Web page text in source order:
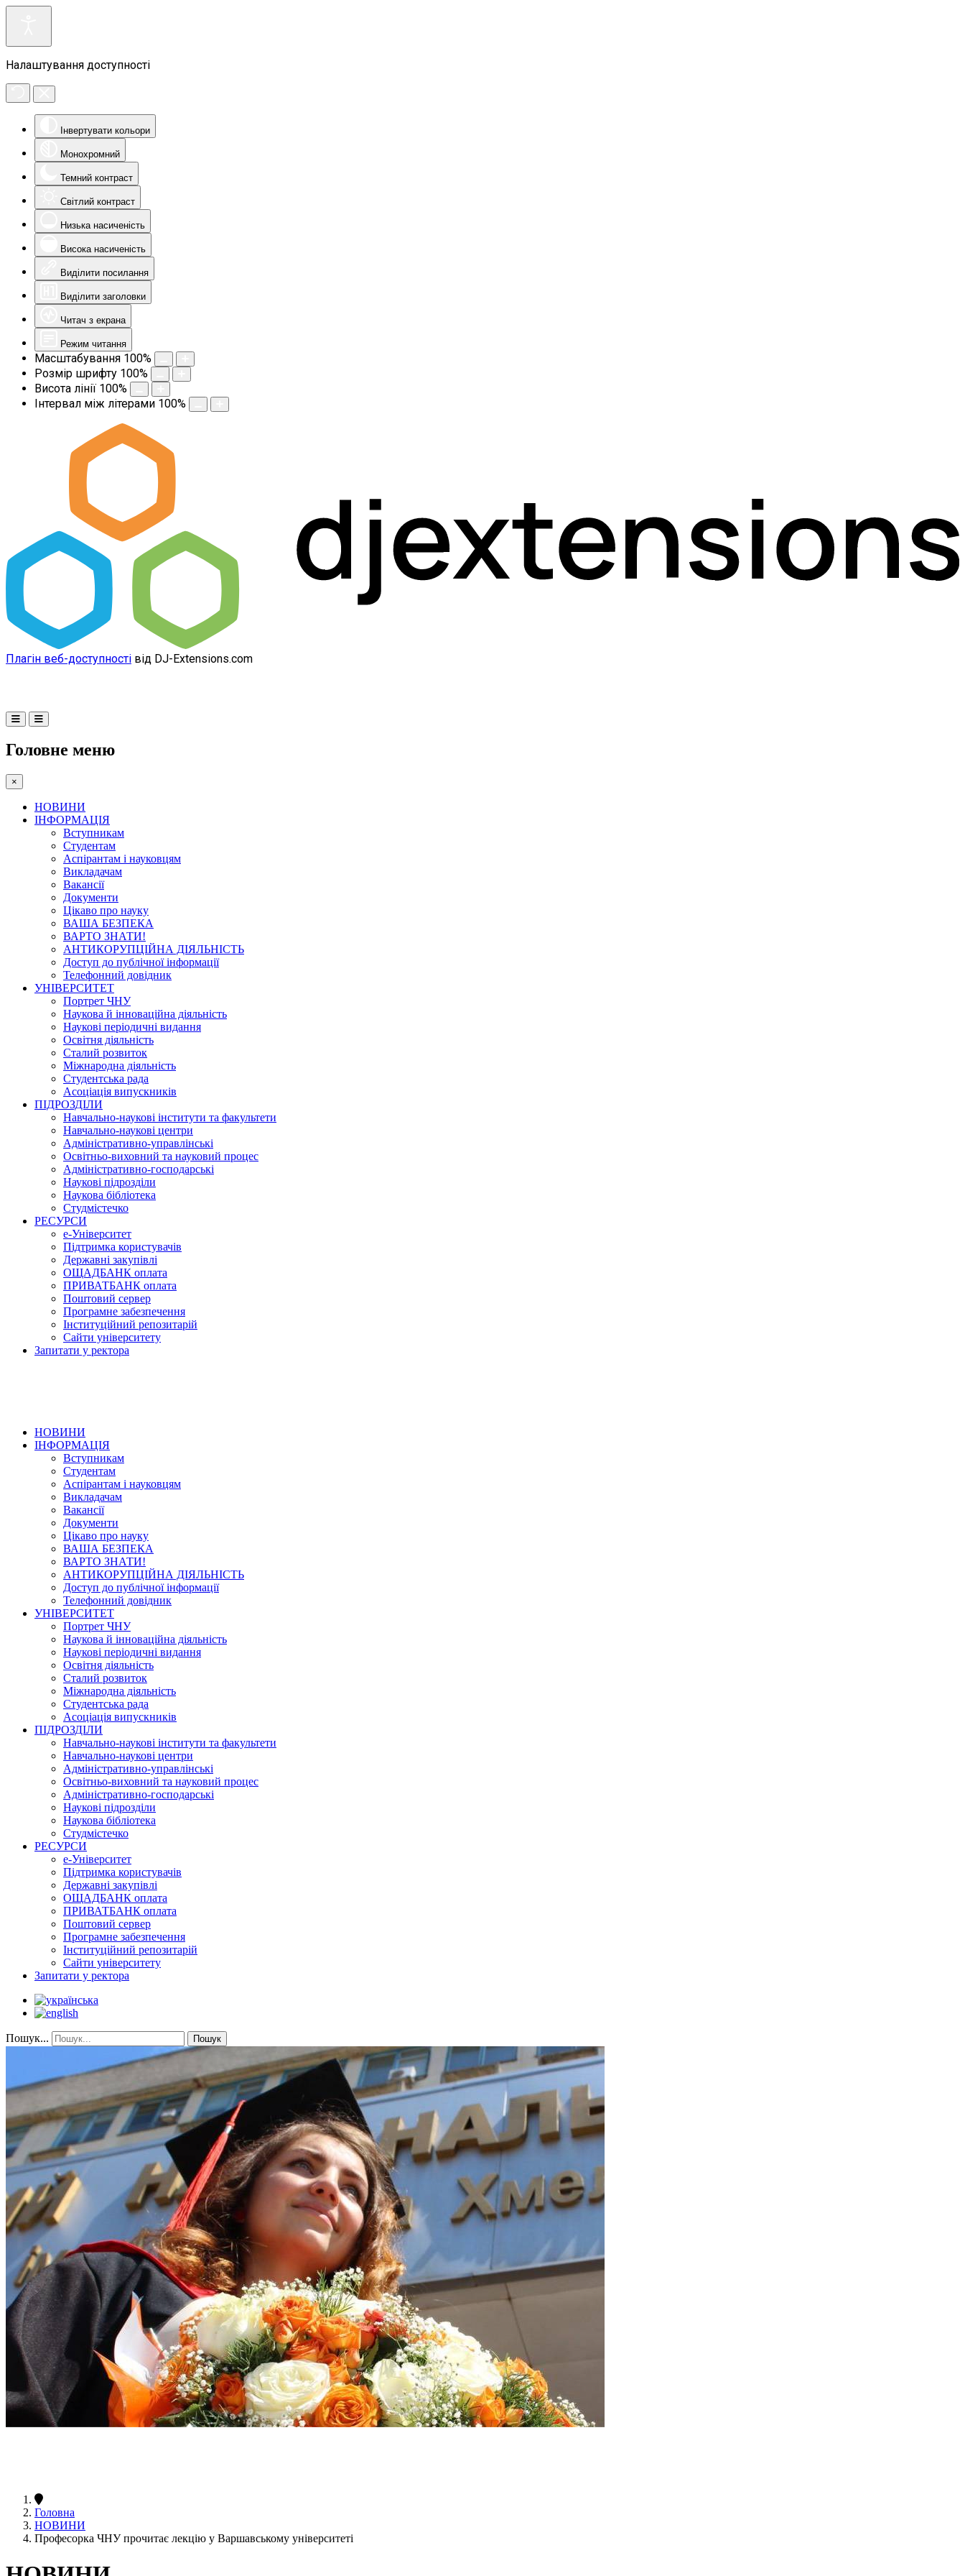
Налаштування доступності
Інвертувати кольори
Монохромний
Темний контраст
Світлий контраст
Низька насиченість
Висока насиченість
Виділити посилання
Виділити заголовки
Читач з екрана
Режим читання
Масштабування 100%
Розмір шрифту 100%
Висота лінії 100%
Інтервал між літерами 100%
Плагін веб-доступності від DJ-Extensions.com
Головне меню
×
НОВИНИ
ІНФОРМАЦІЯ
Вступникам
Студентам
Аспірантам і науковцям
Викладачам
Вакансії
Документи
Цікаво про науку
ВАША БЕЗПЕКА
ВАРТО ЗНАТИ!
АНТИКОРУПЦІЙНА ДІЯЛЬНІСТЬ
Доступ до публічної інформації
Телефонний довідник
УНІВЕРСИТЕТ
Портрет ЧНУ
Наукова й інноваційна діяльність
Наукові періодичні видання
Освітня діяльність
Сталий розвиток
Міжнародна діяльність
Студентська рада
Асоціація випускників
ПІДРОЗДІЛИ
Навчально-наукові інститути та факультети
Навчально-наукові центри
Адміністративно-управлінські
Освітньо-виховний та науковий процес
Адміністративно-господарські
Наукові підрозділи
Наукова бібліотека
Студмістечко
РЕСУРСИ
е-Університет
Підтримка користувачів
Державні закупівлі
ОЩАДБАНК оплата
ПРИВАТБАНК оплата
Поштовий сервер
Програмне забезпечення
Інституційний репозитарій
Сайти університету
Запитати у ректора
НОВИНИ
ІНФОРМАЦІЯ
Вступникам
Студентам
Аспірантам і науковцям
Викладачам
Вакансії
Документи
Цікаво про науку
ВАША БЕЗПЕКА
ВАРТО ЗНАТИ!
АНТИКОРУПЦІЙНА ДІЯЛЬНІСТЬ
Доступ до публічної інформації
Телефонний довідник
УНІВЕРСИТЕТ
Портрет ЧНУ
Наукова й інноваційна діяльність
Наукові періодичні видання
Освітня діяльність
Сталий розвиток
Міжнародна діяльність
Студентська рада
Асоціація випускників
ПІДРОЗДІЛИ
Навчально-наукові інститути та факультети
Навчально-наукові центри
Адміністративно-управлінські
Освітньо-виховний та науковий процес
Адміністративно-господарські
Наукові підрозділи
Наукова бібліотека
Студмістечко
РЕСУРСИ
е-Університет
Підтримка користувачів
Державні закупівлі
ОЩАДБАНК оплата
ПРИВАТБАНК оплата
Поштовий сервер
Програмне забезпечення
Інституційний репозитарій
Сайти університету
Запитати у ректора
Пошук... Пошук
Головна
НОВИНИ
Професорка ЧНУ прочитає лекцію у Варшавському університеті